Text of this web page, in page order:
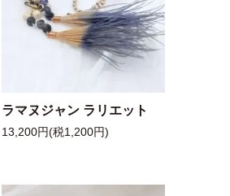
ラマヌジャン ラリエット
13,200円(税1,200円)